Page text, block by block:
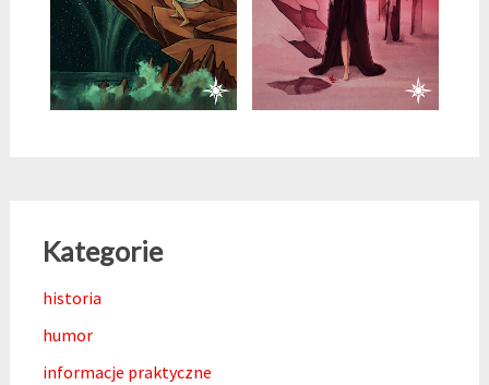
Kategorie
historia
humor
informacje praktyczne